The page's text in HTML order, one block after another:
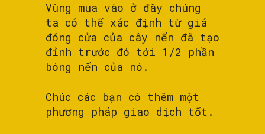
Vùng mua vào ở đây chúng
ta có thể xác định từ giá
đóng cửa của cây nến đã tạo
đỉnh trước đó tới 1/2 phần
bóng nến của nó.
Chúc các bạn có thêm một
phương pháp giao dịch tốt.